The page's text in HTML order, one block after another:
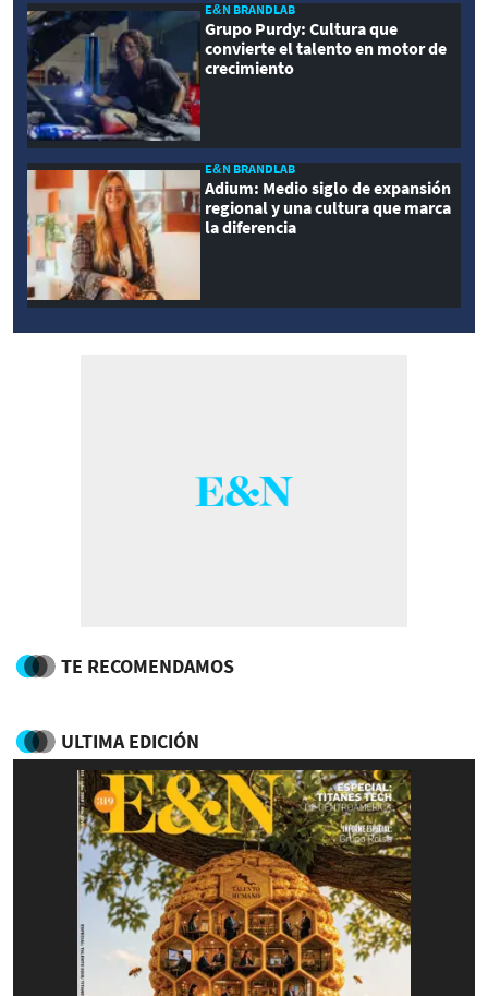
E&N BRANDLAB
Grupo Purdy: Cultura que
convierte el talento en motor de
crecimiento
E&N BRANDLAB
Adium: Medio siglo de expansión
regional y una cultura que marca
la diferencia
TE RECOMENDAMOS
ULTIMA EDICIÓN